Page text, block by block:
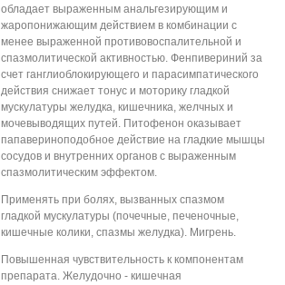
обладает выраженным анальгезирующим и
жаропонижающим действием в комбинации с
менее выраженной противовоспалительной и
спазмолитической активностью. Фенпивериний за
счет ганглиоблокирующего и парасимпатического
действия снижает тонус и моторику гладкой
мускулатуры желудка, кишечника, желчных и
мочевыводящих путей. Питофенон оказывает
папавериноподобное действие на гладкие мышцы
сосудов и внутренних органов с выраженным
спазмолитическим эффектом.
Применять при болях, вызванных спазмом
гладкой мускулатуры (почечные, печеночные,
кишечные колики, спазмы желудка). Мигрень.
Повышенная чувствительность к компонентам
препарата. Желудочно - кишечная